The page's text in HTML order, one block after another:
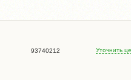
93740212 Уточнить